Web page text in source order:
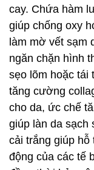
cay. Chứa hàm
giúp chống oxy
làm mờ vết sạm
ngăn chặn hình
sẹo lõm hoặc tái
tăng cường
cho da, ức chế
giúp làn da sạch
cải trắng giúp
động của các tế